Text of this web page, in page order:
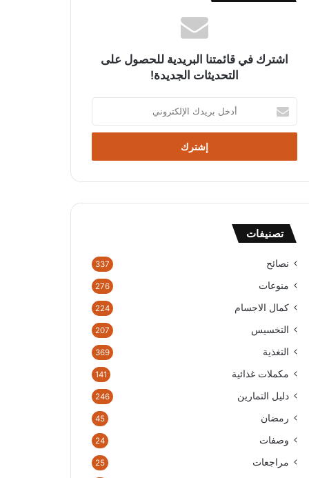
اشترك في قائمتنا البريدية للحصول على
التحديثات الجديدة!
خ
ب
د
إ
ت
و
ن
تصنيفات
نصائح 337
منوعات 276
كمال الاجسام 224
التخسيس 207
التغذية 369
مكملات غذائية 141
دليل التمارين 246
رمضان 45
وصفات 24
مراجعات 25